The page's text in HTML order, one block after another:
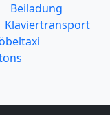
Beiladung
Klaviertransport